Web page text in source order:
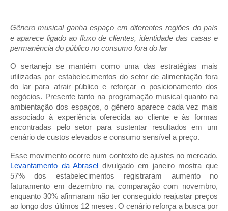
Gênero musical ganha espaço em diferentes regiões do país
e aparece ligado ao fluxo de clientes, identidade das casas e
permanência do público no consumo fora do lar
O sertanejo se mantém como uma das estratégias mais
utilizadas por estabelecimentos do setor de alimentação fora
do lar para atrair público e reforçar o posicionamento dos
negócios. Presente tanto na programação musical quanto na
ambientação dos espaços, o gênero aparece cada vez mais
associado à experiência oferecida ao cliente e às formas
encontradas pelo setor para sustentar resultados em um
cenário de custos elevados e consumo sensível a preço.
Esse movimento ocorre num contexto de ajustes no mercado.
Levantamento da Abrasel
divulgado em janeiro mostra que
57% dos estabelecimentos registraram aumento no
faturamento em dezembro na comparação com novembro,
enquanto 30% afirmaram não ter conseguido reajustar preços
ao longo dos últimos 12 meses. O cenário reforça a busca por